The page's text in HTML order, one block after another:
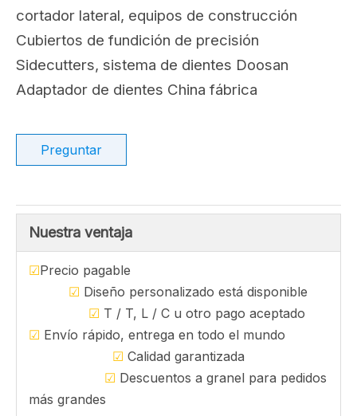
Compartir con:
Cortador lateral de
DH150 Doosan Excavator Sidestutter, cortador
lateral del cubo para Doosan DH55, piezas de
repuesto Doosan Balto de desgaste del
cortador lateral, equipos de construcción
Cubiertos de fundición de precisión
Sidecutters, sistema de dientes Doosan
Adaptador de dientes China fábrica